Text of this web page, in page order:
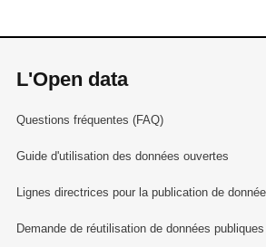
L'Open data
Questions fréquentes (FAQ)
Guide d'utilisation des données ouvertes
Lignes directrices pour la publication de
Demande de réutilisation de données publiques